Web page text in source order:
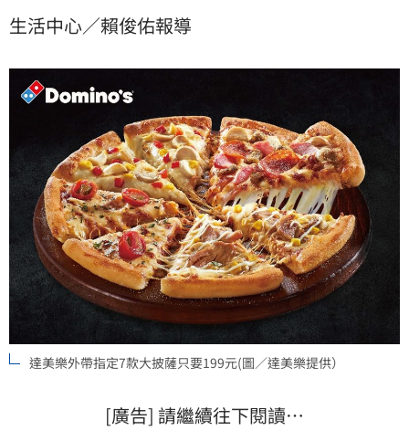
生活中心／賴俊佑報導
達美樂外帶指定7款大披薩只要199元(圖／達美樂提供）
[廣告] 請繼續往下閱讀…